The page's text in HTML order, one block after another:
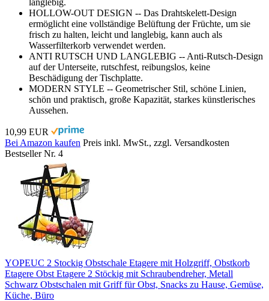
HOLLOW-OUT DESIGN -- Das Drahtskelett-Design
ermöglicht eine vollständige Belüftung der Früchte, um sie
frisch zu halten, leicht und langlebig, kann auch als
Wasserfilterkorb verwendet werden.
ANTI RUTSCH UND LANGLEBIG -- Anti-Rutsch-Design
auf der Unterseite, rutschfest, reibungslos, keine
Beschädigung der Tischplatte.
MODERN STYLE -- Geometrischer Stil, schöne Linien,
schön und praktisch, große Kapazität, starkes künstlerisches
Aussehen.
10,99 EUR
Bei Amazon kaufen Preis inkl. MwSt., zzgl. Versandkosten
Bestseller Nr. 4
YOPEUC 2 Stockig Obstschale Etagere mit Holzgriff, Obstkorb
Etagere Obst Etagere 2 Stöckig mit Schraubendreher, Metall
Schwarz Obstschalen mit Griff für Obst, Snacks zu Hause, Gemüse,
Küche, Büro